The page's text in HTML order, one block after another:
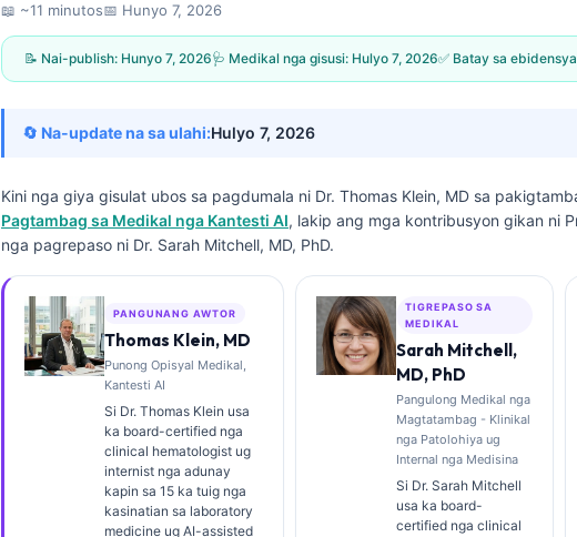
📖 ~11 minutos📅 Hunyo 7, 2026
📝 Nai-publish: Hunyo 7, 2026🩺 Medikal nga gisusi: Hulyo 7, 2026✅ Batay sa ebidensya
🔄 Na-update na sa ulahi:Hulyo 7, 2026
Kini nga giya gisulat ubos sa pagdumala ni Dr. Thomas Klein, MD sa
Pagtambag sa Medikal nga Kantesti AI, lakip ang mga kontribusyon gikan ni
nga pagrepaso ni Dr. Sarah Mitchell, MD, PhD.
PANGUNANG AWTOR
Thomas Klein, MD
Punong Opisyal Medikal,
Kantesti AI
Si Dr. Thomas Klein usa
ka board-certified nga
clinical hematologist ug
internist nga adunay
kapin sa 15 ka tuig nga
kasinatian sa laboratory
medicine ug AI-assisted
TIGREPASO SA
MEDIKAL
Sarah Mitchell,
MD, PhD
Pangulong Medikal nga
Magtatambag - Klinikal
nga Patolohiya ug
Internal nga Medisina
Si Dr. Sarah Mitchell
usa ka board-
certified nga clinical